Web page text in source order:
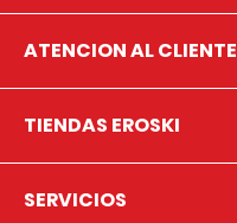
ATENCION AL CLIENTE
TIENDAS EROSKI
SERVICIOS